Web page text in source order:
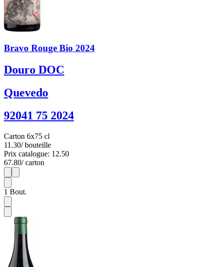
Bravo Rouge Bio 2024
Douro DOC
Quevedo
92041 75 2024
Carton 6x75 cl
11.30/ bouteille
Prix catalogue: 12.50
67.80/ carton
1
1 Bout.